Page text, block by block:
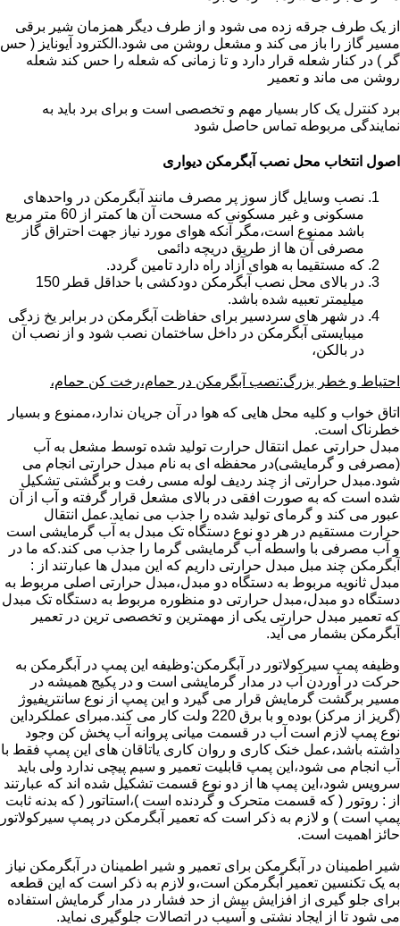
از یک طرف جرقه زده می شود و از طرف دیگر همزمان شیر برقی
مسیر گاز را باز می کند و مشعل روشن می شود.الکترود آیونایز ( حس
گر ) در کنار شعله قرار دارد و تا زمانی که شعله را حس کند شعله
روشن می ماند و تعمیر
برد کنترل یک کار بسیار مهم و تخصصی است و برای برد باید به
نمایندگی مربوطه تماس حاصل شود
اصول انتخاب محل نصب آبگرمکن دیواری
نصب وسایل گاز سوز پر مصرف مانند آبگرمکن در واحدهای
مسکونی و غیر مسکونی که مسحت آن ها کمتر از 60 متر مربع
باشد ممنوع است،مگر آنکه هوای مورد نیاز جهت احتراق گاز
مصرفی آن ها از طریق دریچه دائمی
که مستقیما به هوای آزاد راه دارد تامین گردد.
در بالای محل نصب آبگرمکن دودکشی با حداقل قطر 150
میلیمتر تعبیه شده باشد.
در شهر های سردسیر برای حفاظت آبگرمکن در برابر یخ زدگی
میبایستی آبگرمکن در داخل ساختمان نصب شود و از نصب آن
در بالکن،
احتیاط و خطر بزرگ:نصب آبگرمکن در حمام،رخت کن حمام،
اتاق خواب و کلیه محل هایی که هوا در آن جریان ندارد،ممنوع و بسیار
خطرناک است.
مبدل حرارتی عمل انتقال حرارت تولید شده توسط مشعل به آب
(مصرفی و گرمایشی)در محفظه ای به نام مبدل حرارتی انجام می
شود.مبدل حرارتی از چند ردیف لوله مسی رفت و برگشتی تشکیل
شده است که به صورت افقی در بالای مشعل قرار گرفته و آب از آن
عبور می کند و گرمای تولید شده را جذب می نماید.عمل انتقال
حرارت مستقیم در هر دو نوع دستگاه تک مبدل به آب گرمایشی است
و آب مصرفی با واسطه آب گرمایشی گرما را جذب می کند.که ما در
آبگرمکن چند مبل مبدل حرارتی داریم که این مبدل ها عبارتند از :
مبدل ثانویه مربوط به دستگاه دو مبدل،مبدل حرارتی اصلی مربوط به
دستگاه دو مبدل،مبدل حرارتی دو منظوره مربوط به دستگاه تک مبدل
که تعمیر مبدل حرارتی یکی از مهمترین و تخصصی ترین در تعمیر
آبگرمکن بشمار می آید.
وظیفه پمپ سیرکولاتور در آبگرمکن:وظیفه این پمپ در آبگرمکن به
حرکت در آوردن آب در مدار گرمایشی است و در پکیج همیشه در
مسیر برگشت گرمایش قرار می گیرد و این پمپ از نوع سانتریفیوژ
(گریز از مرکز) بوده و با برق 220 ولت کار می کند.مبرای عملکرداین
نوع پمپ لازم است آب در قسمت میانی پروانه آب پخش کن وجود
داشته باشد،عمل خنک کاری و روان کاری یاتاقان های این پمپ فقط با
آب انجام می شود،این پمپ قابلیت تعمیر و سیم پیچی ندارد ولی باید
سرویس شود،این پمپ ها از دو نوع قسمت تشکیل شده اند که عبارتند
از : روتور ( که قسمت متحرک و گردنده است )،استاتور ( که بدنه ثابت
پمپ است ) و لازم به ذکر است که تعمیر آبگرمکن در پمپ سیرکولاتور
حائز اهمیت است.
شیر اطمینان در آبگرمکن برای تعمیر و شیر اطمینان در آبگرمکن نیاز
به یک تکنسین تعمیر آبگرمکن است،و لازم به ذکر است که این قطعه
برای جلو گیری از افزایش بیش از حد فشار در مدار گرمایش استفاده
می شود تا از ایجاد نشتی و آسیب در اتصالات جلوگیری نماید.